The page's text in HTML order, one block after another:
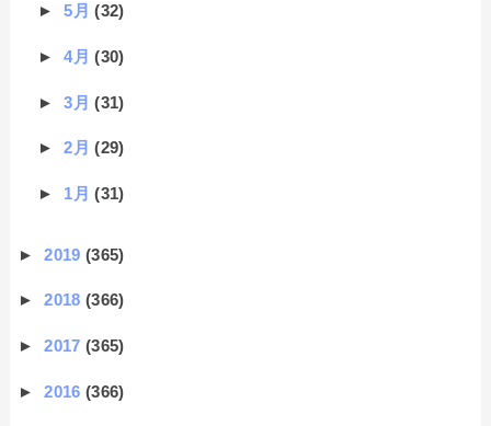
►5月(32)
►4月(30)
►3月(31)
►2月(29)
► 1月(31)
►2019(365)
►2018(366)
►2017(365)
►2016(366)